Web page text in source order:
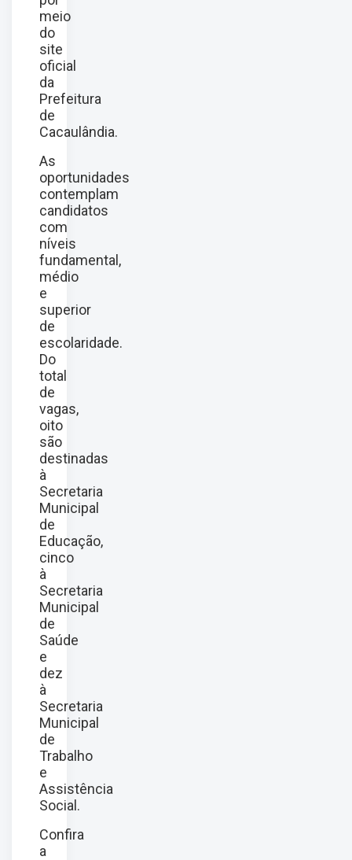
meio
do
site
oficial
da
Prefeitura
de
Cacaulândia.
As
oportunidades
contemplam
candidatos
com
níveis
fundamental,
médio
e
superior
de
escolaridade.
Do
total
de
vagas,
oito
são
destinadas
à
Secretaria
Municipal
de
Educação,
cinco
à
Secretaria
Municipal
de
Saúde
e
dez
à
Secretaria
Municipal
de
Trabalho
e
Assistência
Social.
Confira
a